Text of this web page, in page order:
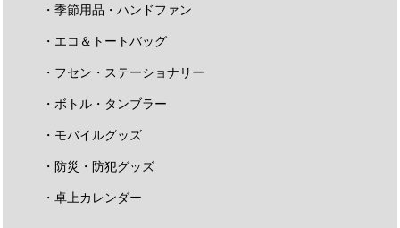
・季節用品・ハンドファン
・エコ＆トートバッグ
・フセン・ステーショナリー
・ボトル・タンブラー
・モバイルグッズ
・防災・防犯グッズ
・卓上カレンダー